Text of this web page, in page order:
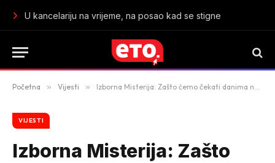
U kancelariju na vrijeme, na posao kad se stigne
Početna » Vijesti » Izborna Misterija: Zašto ćemo čekati danima na pobjednika predsjedničkih izbora u SAD?
VIJESTI
Izborna Misterija: Zašto